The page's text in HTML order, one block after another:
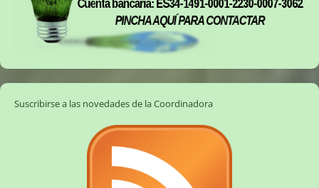
Suscribirse a las novedades de la Coordinadora